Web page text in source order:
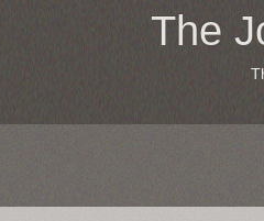
The